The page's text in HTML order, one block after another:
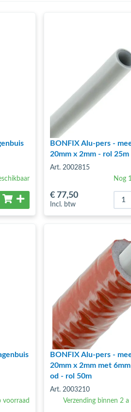
BONFIX Alu-pers -
20mm x 2mm - rol 25m
Art. 2002815
Nog
€ 77,50
Incl. btw
voorraad
BONFIX Alu-pers -
20mm x 2mm met
od - rol 50m
Art. 2003210
Verzending binnen 2